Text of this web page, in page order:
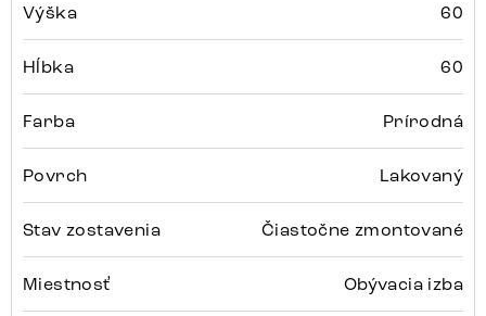
Výška 60
Hĺbka 60
Farba Prírodná
Povrch Lakovaný
Stav zostavenia Čiastočne zmontované
Miestnosť Obývacia izba